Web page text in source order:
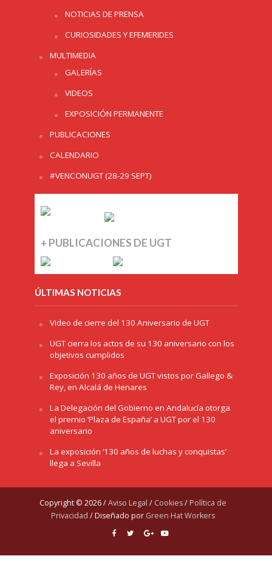
NOTICIAS DE PRENSA
CURIOSIDADES Y EFEMERIDES
MULTIMEDIA
GALERÍAS
VIDEOS
EXPOSICIÓN PERMANENTE
PUBLICACIONES
CALENDARIO
#VENCONUGT (28-29 SEPT)
+ PUBLICACIONES DE UGT
ÚLTIMAS NOTICIAS
Video de cierre del 130 Aniversario de UGT
UGT cierra los actos de su 130 aniversario con los
objetivos cumplidos
Exposición 130 años de UGT vistos por Gallego &
Rey, en Alcalá de Henares
La Delegación del Gobierno en Andalucía otorga
el premio ‘Plaza de España’ a UGT por el 130
aniversario
La exposición ‘130 años de luchas y conquistas’
llega a Sevilla
Copyright © 2026 /Aviso Legal / Cookies/ Política de
Privacidad / Diseñado por Green Hat Workers